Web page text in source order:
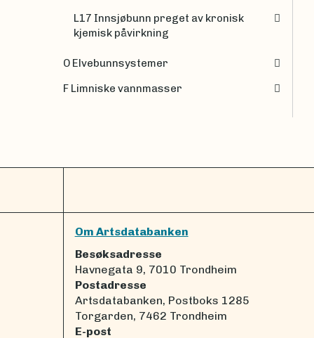
L17 Innsjøbunn preget av kronisk
kjemisk påvirkning
O Elvebunnsystemer
F Limniske vannmasser
Om Artsdatabanken
Besøksadresse
Havnegata 9, 7010 Trondheim
Postadresse
Artsdatabanken, Postboks 1285
Torgarden, 7462 Trondheim
E-post